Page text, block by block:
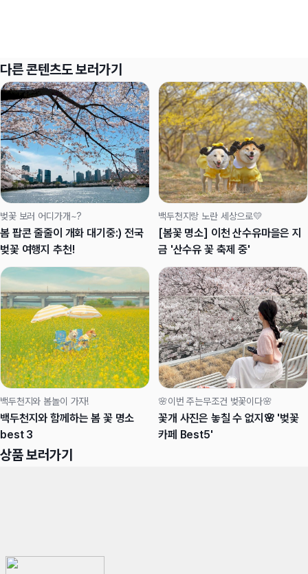
다른 콘텐츠도 보러가기
벚꽃 보러 어디가개~?
봄 팝콘 줄줄이 개화 대기중:) 전국
벚꽃 여행지 추천!
백두천지랑 노란 세상으로💛
[봄꽃 명소] 이천 산수유마을은 지
금 '산수유 꽃 축제 중'
백두천지와 봄놀이 가자!
백두천지와 함께하는 봄 꽃 명소
best 3
🌸이번 주는무조건 벚꽃이다🌸
꽃개 사진은 놓칠 수 없지🌸 '벚꽃
카페 Best5'
상품 보러가기